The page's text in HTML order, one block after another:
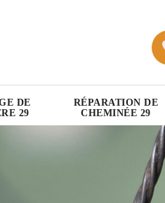
DE
29
RÉPARATION DE
CHEMINÉE 29